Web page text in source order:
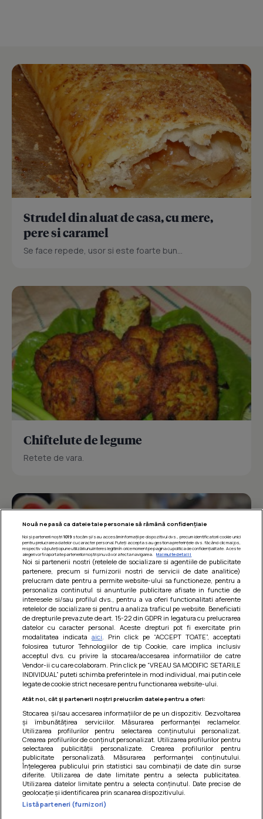
Strudel din aluat de casa, cu mere,
pere si caramel
Se face repede, usor si este foarte bun...
Chiftelute de legume
Retete de vara.
Barcute din vinete cu arpagic rosu
Un deliciu usor de preparat!
Termeni si conditii |
Nouă ne pasă ca datele tale personale să rămână confidențiale
Noi și partenerii noștri 1019stocăm și/sau accesăm informații pe dispozitivul dvs., precum identificatorii cookie unici
pentru prelucrarea datelor cu caracter personal. Puteți accepta sau gestiona preferințele dvs. făcând clic mai jos,
respectiv vă puteți opune utilizării unui interes legitim în orice moment pe pagina cu politica de confidențialitate. Aceste
alegeri vor fi raportate partenerilor noștri și nu vă vor afecta navigarea.
Mai multe detalii
Noi si partenerii nostri (retelele de socializare si agentiile de publicitate
partenere, precum si furnizorii nostri de servicii de date analitice)
prelucram date pentru a permite website-ului sa functioneze, pentru a
personaliza continutul si anunturile publicitare afisate in functie de
interesele si/sau profilul dvs., pentru a va oferi functionalitati aferente
retelelor de socializare si pentru a analiza traficul pe website. Beneficiati
de drepturile prevazute de art. 15-22 din GDPR in legatura cu prelucrarea
datelor cu caracter personal. Aceste drepturi pot fi exercitate prin
modalitatea indicataaici . Prin click pe “ACCEPT TOATE”, acceptati
folosirea tuturor Tehnologiilor de tip Cookie, care implica inclusiv
acceptul dvs. cu privire la stocarea/accesarea informatiilor de catre
Vendor-ii cu care colaboram. Prin click pe “VREAU SA MODIFIC SETARILE
INDIVIDUAL” puteti schimba preferintele in mod individual, mai putin cele
legate de cookie strict necesare pentru functionarea website-ului.
Atât noi, cât și partenerii noștri prelucrăm datele pentru a oferi:
Stocarea și/sau accesarea informațiilor de pe un dispozitiv. Dezvoltarea
și îmbunătățirea serviciilor. Măsurarea performanței reclamelor.
Utilizarea profilurilor pentru selectarea conținutului personalizat.
Crearea profilurilor de conținut personalizat. Utilizarea profilurilor pentru
selectarea publicității personalizate. Crearea profilurilor pentru
publicitate personalizată. Măsurarea performanței conținutului.
Înțelegerea publicului prin statistici sau combinații de date din surse
diferite. Utilizarea de date limitate pentru a selecta publicitatea.
Utilizarea datelor limitate pentru a selecta conținutul. Date precise de
geolocație și identificarea prin scanarea dispozitivului.
Listă parteneri (furnizori)